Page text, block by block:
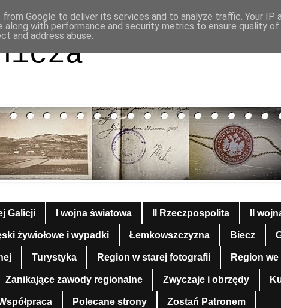
Galicji I wojna światowa II Rzeczpospolita II
żywiołowe i wypadki Łemkowszczyzna Biecz
Turystyka Region w starej fotografii Region
Zanikające zawody regionalne Zwyczaje i obrzędy
Polecane strony Zostań Patronem
Google to deliver its services and to analyze traffic. Your IP
along with performance and security metrics to ensure quality
and address abuse.